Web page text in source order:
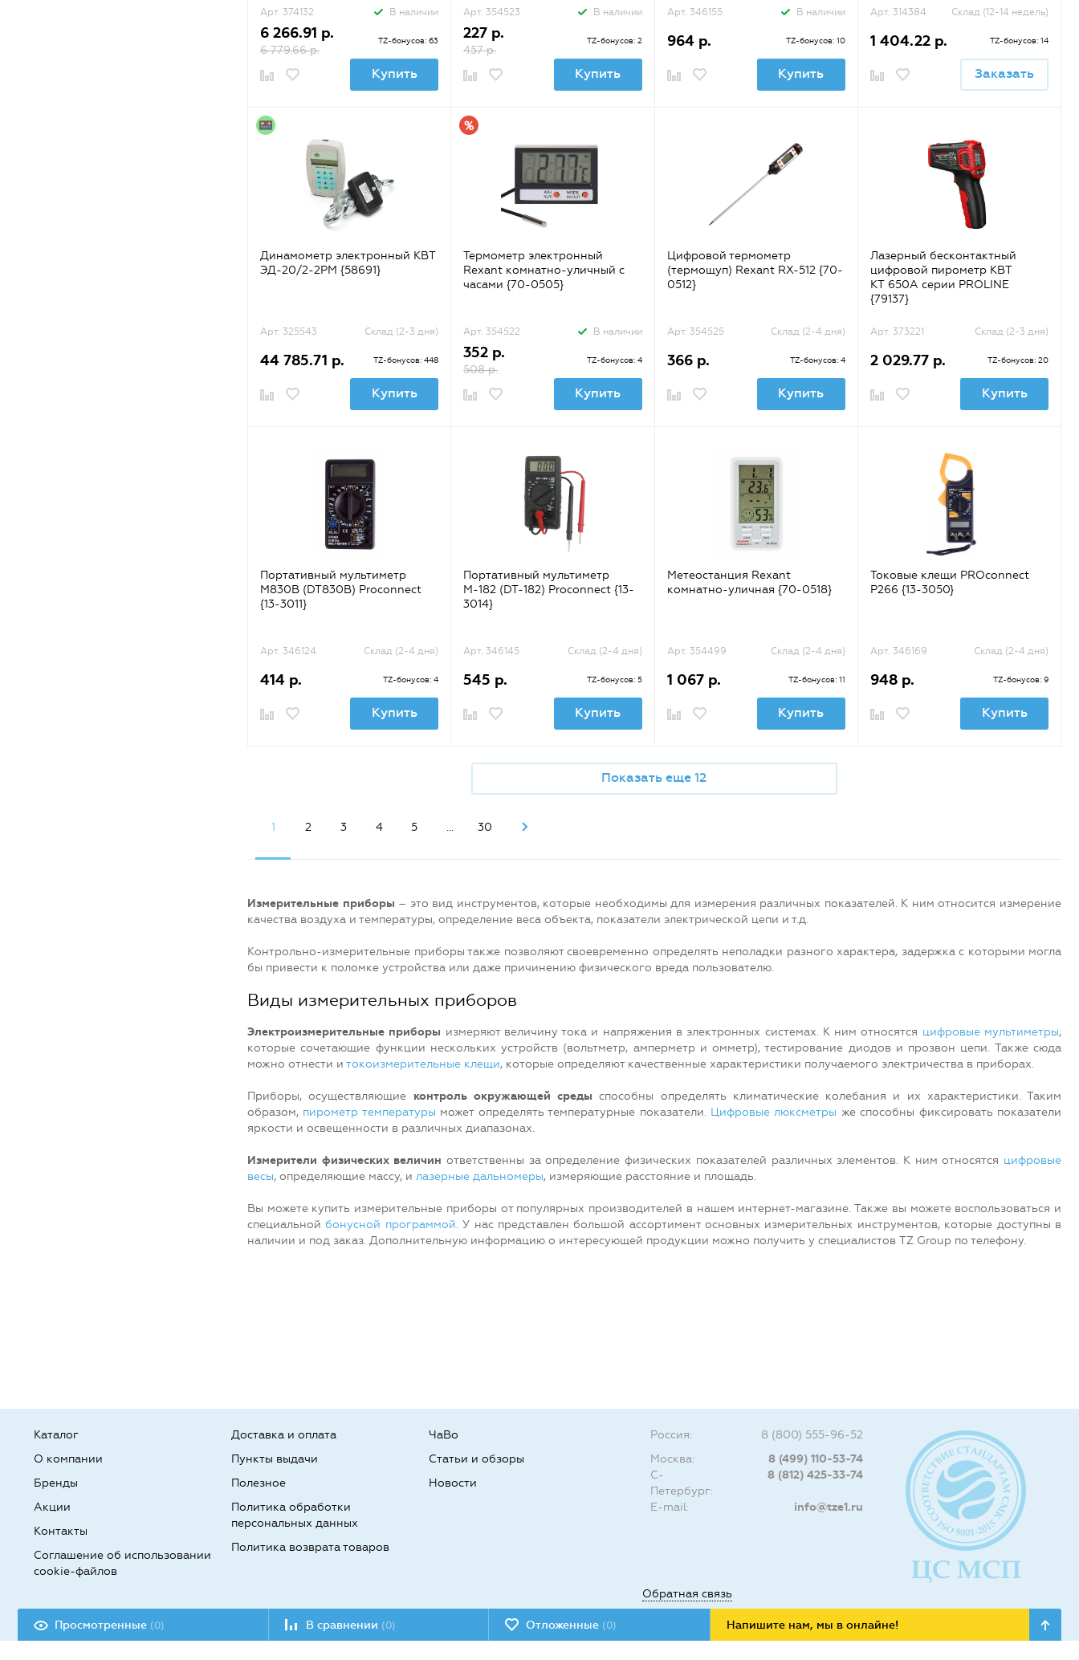
Арт. 374132 В наличии
6 266.91 р.
6 779.66 р.
TZ-бонусов: 63
Купить
Арт. 354523 В наличии
227 р.
457 р.
TZ-бонусов: 2
Купить
Арт. 346155 В наличии
964 р. TZ-бонусов: 10
Купить
Арт. 314384 Склад (12-14 недель)
1 404.22 р. TZ-бонусов: 14
Заказать
Динамометр электронный КВТ
ЭД-20/2-2РМ {58691}
Арт. 325543 Склад (2-3 дня)
44 785.71 р. TZ-бонусов: 448
Купить
Термометр электронный
Rexant комнатно-уличный с
часами {70-0505}
Арт. 354522 В наличии
352 р.
508 р.
TZ-бонусов: 4
Купить
Цифровой термометр
(термощуп) Rexant RX-512 {70-
0512}
Арт. 354525 Склад (2-4 дня)
366 р. TZ-бонусов: 4
Купить
Лазерный бесконтактный
цифровой пирометр КВТ
KT 650A серии PROLINE
{79137}
Арт. 373221 Склад (2-3 дня)
2 029.77 р. TZ-бонусов: 20
Купить
Портативный мультиметр
M830B (DT830B) Proconnect
{13-3011}
Арт. 346124 Склад (2-4 дня)
414 р. TZ-бонусов: 4
Купить
Портативный мультиметр
М-182 (DT-182) Proconnect {13-
3014}
Арт. 346145 Склад (2-4 дня)
545 р. TZ-бонусов: 5
Купить
Метеостанция Rexant
комнатно-уличная {70-0518}
Арт. 354499 Склад (2-4 дня)
1 067 р. TZ-бонусов: 11
Купить
Токовые клещи PROconnect
P266 {13-3050}
Арт. 346169 Склад (2-4 дня)
948 р. TZ-бонусов: 9
Купить
Показать еще 12
1 2 3 4 5 ... 30
Измерительные приборы – это вид инструментов, которые необходимы для измерения различных показателей. К ним относится измерение
качества воздуха и температуры, определение веса объекта, показатели электрической цепи и т.д.
Контрольно-измерительные приборы также позволяют своевременно определять неполадки разного характера, задержка с которыми могла
бы привести к поломке устройства или даже причинению физического вреда пользователю.
Виды измерительных приборов
Электроизмерительные приборы измеряют величину тока и напряжения в электронных системах. К ним относятся цифровые мультиметры,
которые сочетающие функции нескольких устройств (вольтметр, амперметр и омметр), тестирование диодов и прозвон цепи. Также сюда
можно отнести и токоизмерительные клещи, которые определяют качественные характеристики получаемого электричества в приборах.
Приборы, осуществляющие контроль окружающей среды способны определять климатические колебания и их характеристики. Таким
образом, пирометр температуры может определять температурные показатели. Цифровые люксметры же способны фиксировать показатели
яркости и освещенности в различных диапазонах.
Измерители физических величин ответственны за определение физических показателей различных элементов. К ним относятся цифровые
весы, определяющие массу, и лазерные дальномеры, измеряющие расстояние и площадь.
Вы можете купить измерительные приборы от популярных производителей в нашем интернет-магазине. Также вы можете воспользоваться и
специальнойбонусной программой. У нас представлен большой ассортимент основных измерительных инструментов, которые доступны в
наличии и под заказ. Дополнительную информацию о интересующей продукции можно получить у специалистов TZ Group по телефону.
Каталог
О компании
Бренды
Доставка и оплата
Пункты выдачи
Полезное
ЧаВо
Статьи и обзоры
Новости
Акции
Контакты
Соглашение об использовании
cookie-файлов
Политика обработки
персональных данных
Политика возврата товаров
Разработка сайта:
Россия:
8 (800) 555-96-52
Москва:
8 (499) 110-53-74
С-
Петербург:
8 (812) 425-33-74
E-mail: info@tze1.ru
Обратная связь
Просмотренные (0) В сравнении (0) Отложенные (0) Напишите нам, мы в онлайне!